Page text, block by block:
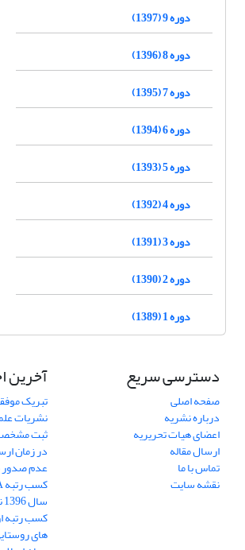
دوره 9 (1397)
دوره 8 (1396)
دوره 7 (1395)
دوره 6 (1394)
دوره 5 (1393)
دوره 4 (1392)
دوره 3 (1391)
دوره 2 (1390)
دوره 1 (1389)
دسترسی سریع
صفحه اصلی
درباره نشریه
اعضای هیات تحریریه
ارسال مقاله
تماس با ما
نقشه سایت
آخرین
تبریک
نشریات
ثبت
در زمان
عدم صدور
سال 1396 نشریات توسط وزارت عتف
کسب رتبه
های